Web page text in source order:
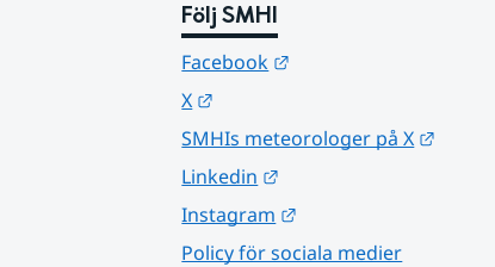
Följ SMHI
Facebook
X
SMHIs meteorologer på X
Linkedin
Instagram
Policy för sociala medier